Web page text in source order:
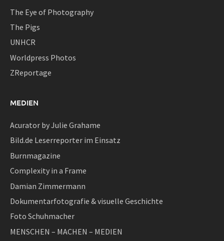
The Eye of Photography
The Pigs
UNHCR
Worldpress Photos
ZReportage
MEDIEN
Acurator by Julie Grahame
Bild.de Leserreporter im Einsatz
Burnmagazine
Complexity in a Frame
Damian Zimmermann
Dokumentarfotografie & visuelle Geschichte
Foto Schuhmacher
MENSCHEN – MACHEN – MEDIEN